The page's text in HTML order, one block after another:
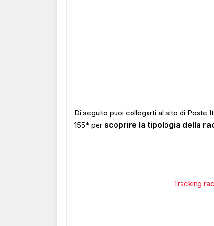
Di seguito puoi collegarti al sito di Poste
155* per scoprire la tipologia della
Tracking